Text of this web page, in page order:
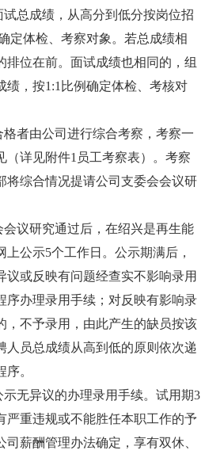
总成绩，从高分到低分按岗位招
定体检、考察对象。若总成绩相
排位在前。面试成绩也相同的，组
绩，按1:1比例确定体检、考核对
格者由公司进行综合考察，考察一
（详见附件1员工考察表）。考察
将综合情况提请公司支委会会议研
议研究通过后，在绍兴是再生能
上公示5个工作日。公示期满后，
议或反映有问题经查实不影响录用
序办理录用手续；对反映有影响录
，不予录用，由此产生的缺员按该
人员总成绩从高到低的原则依次递
。
示无异议的办理录用手续。试用期3
严重违规或不能胜任本职工作的予
司薪酬管理办法确定，享有双休、